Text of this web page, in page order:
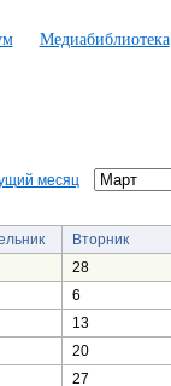
Медиабиблиотека
месяц
Вторник
28
6
13
20
27